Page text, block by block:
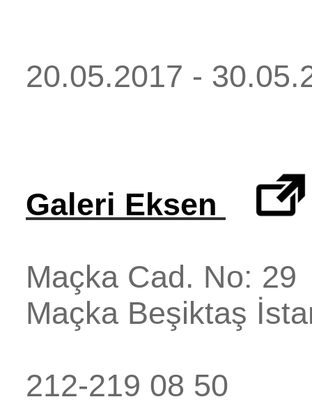
20.05.2017 -
Galeri Eksen
Maçka Cad. No: 29
Maçka Beşiktaş
212-219 08 50